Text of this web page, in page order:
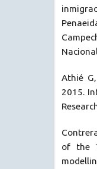
Athié
2015.
of the